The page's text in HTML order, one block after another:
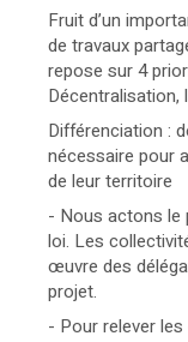
Fruit d’un
de travaux
repose sur 4
Décentralisation,
Différenciation :
nécessaire pour
de leur territoire
- Nous actons le
loi. Les
œuvre des
projet.
- Pour relever